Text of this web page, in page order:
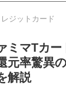
レジットカード
ミマTカ
元率驚異
解説